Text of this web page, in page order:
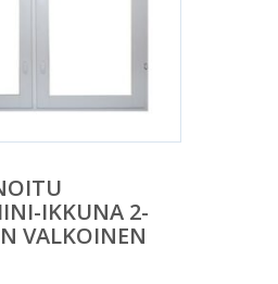
IKKUNA 2-
VALKOINEN